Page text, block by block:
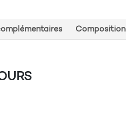
Composition